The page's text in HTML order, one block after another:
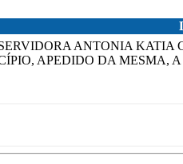
ANTONIA
APEDIDO DA MESMA,